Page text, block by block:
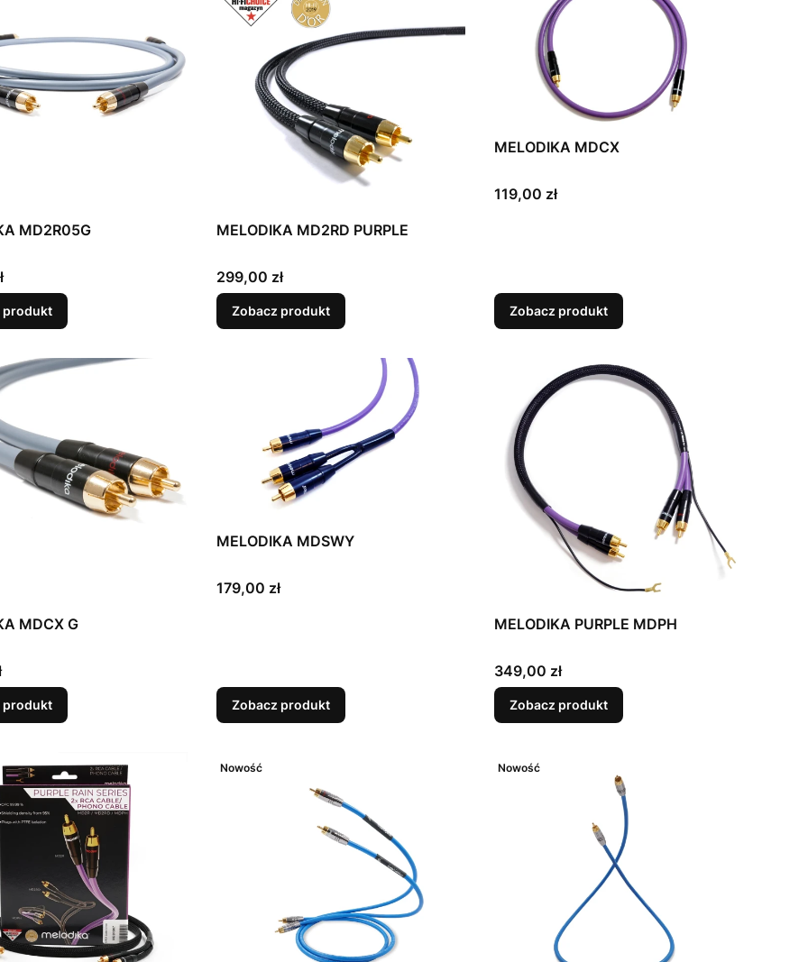
MD2R05G
produkt
MELODIKA MD2RD PURPLE
Cena
299,00 zł
Zobacz produkt
MELODIKA MDCX
Cena
119,00 zł
Zobacz produkt
MDCX G
produkt
MELODIKA MDSWY
Cena
179,00 zł
Zobacz produkt
MELODIKA PURPLE MDPH
Cena
349,00 zł
Zobacz produkt
Nowość Nowość